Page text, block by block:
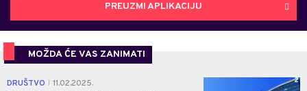
PREUZMI APLIKACIJU
MOŽDA ĆE VAS ZANIMATI
DRUŠTVO 11.02.2025. 2